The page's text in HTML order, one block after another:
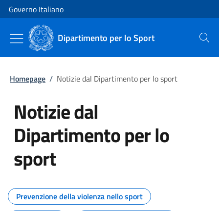
Vai al contenuto
Vai alla navigazione del sito
Governo Italiano
Dipartimento per lo Sport Cerca
Homepage / Notizie dal Dipartimento per lo sport
Notizie dal
Dipartimento per lo
sport
Tutti i contenuti della pagina
Prevenzione della violenza nello sport